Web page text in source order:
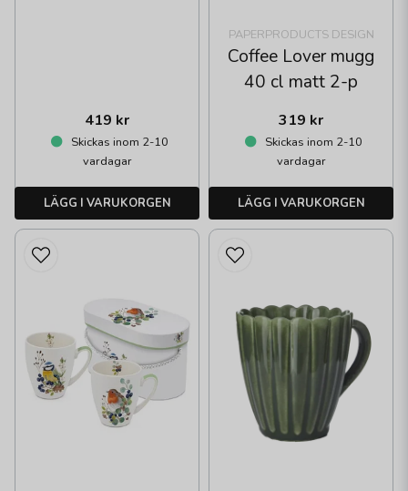
419 kr
Skickas inom 2-10
vardagar
LÄGG I VARUKORGEN
PAPERPRODUCTS DESIGN
Coffee Lover mugg
40 cl matt 2-p
319 kr
Skickas inom 2-10
vardagar
LÄGG I VARUKORGEN